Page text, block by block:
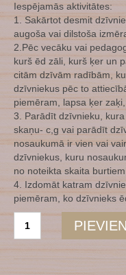
Iespējamās aktivitātes:
1. Sakārtot desmit
augoša vai dilstoša
2.Pēc vecāku vai
kurš ēd zāli, kurš ķer un
citām dzīvām radībām,
dzīvniekus pēc to
piemēram, lapsa ķer
3. Parādīt dzīvnieku,
skaņu- c,g vai parādīt
nosaukumā ir vien vai
dzīvniekus, kuru
no noteikta skaita
4. Izdomāt katram
piemēram, ko dzīvnieks
dzīvnieku